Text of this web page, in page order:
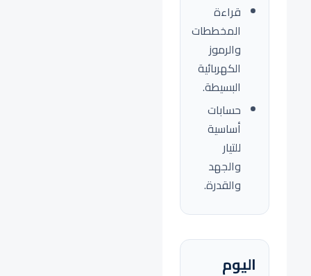
قراءة
المخططات
والرموز
الكهربائية
البسيطة.
حسابات
أساسية
للتيار
والجهد
والقدرة.
اليوم